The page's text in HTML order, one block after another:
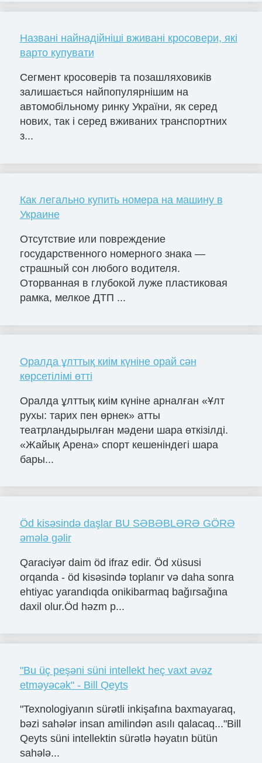
Названі найнадійніші вживані кросовери, які
варто купувати
Сегмент кросоверів та позашляховиків
залишається найпопулярнішим на
автомобільному ринку України, як серед
нових, так і серед вживаних транспортних
з...
Как легально купить номера на машину в
Украине
Отсутствие или повреждение
государственного номерного знака —
страшный сон любого водителя.
Оторванная в глубокой луже пластиковая
рамка, мелкое ДТП ...
Оралда ұлттық киім күніне орай сән
көрсетілімі өтті
Оралда ұлттық киім күніне арналған «Ұлт
рухы: тарих пен өрнек» атты
театрландырылған мәдени шара өткізілді.
«Жайық Арена» спорт кешеніндегі шара
бары...
Öd kisəsində daşlar BU SƏBƏBLƏRƏ GÖRƏ
əmələ gəlir
Qaraciyər daim öd ifraz edir. Öd xüsusi
orqanda - öd kisəsində toplanır və daha sonra
ehtiyac yarandıqda onikibarmaq bağırsağına
daxil olur.Öd həzm p...
"Bu üç peşəni süni intellekt heç vaxt əvəz
etməyəcək" - Bill Qeyts
"Texnologiyanın sürətli inkişafına baxmayaraq,
bəzi sahələr insan amilindən asılı qalacaq..."Bill
Qeyts süni intellektin sürətlə həyatın bütün
sahələ...